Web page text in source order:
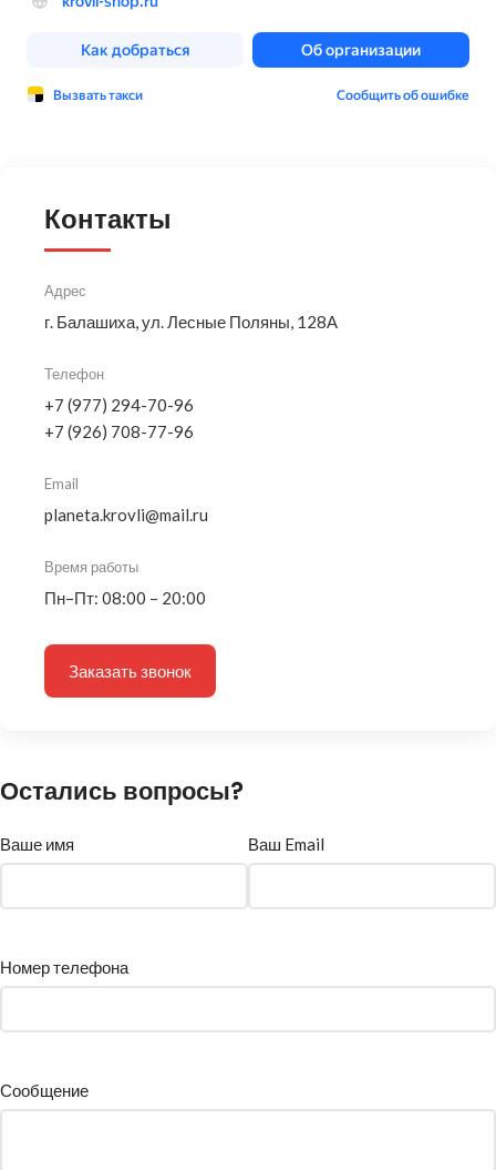
Контакты
Адрес
г. Балашиха, ул. Лесные Поляны, 128А
Телефон
+7 (977) 294-70-96
+7 (926) 708-77-96
Email
planeta.krovli@mail.ru
Время работы
Пн–Пт: 08:00 – 20:00
Заказать звонок
Остались вопросы?
Ваше имя Ваш Email
Номер телефона
Сообщение